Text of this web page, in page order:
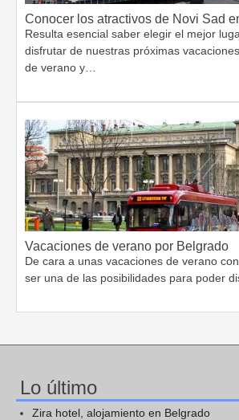
Conocer los atractivos de Novi Sad
Resulta esencial saber elegir el mejor
disfrutar de nuestras próximas
de verano y…
Vacaciones de verano por Belgrado
De cara a unas vacaciones de verano
ser una de las posibilidades para poder
Lo último
Zira hotel, alojamiento en Belgrado